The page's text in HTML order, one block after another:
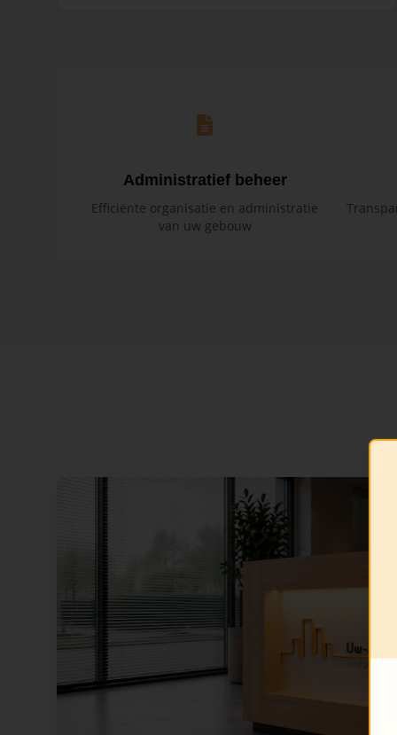
Administratief beheer
Efficiënte organisatie en administratie
van uw gebouw